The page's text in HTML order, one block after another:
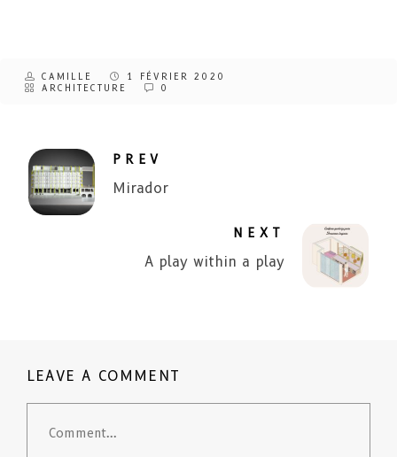
CAMILLE
1 FÉVRIER 2020
ARCHITECTURE
0
PREV
Mirador
NEXT
A play within a play
LEAVE A COMMENT